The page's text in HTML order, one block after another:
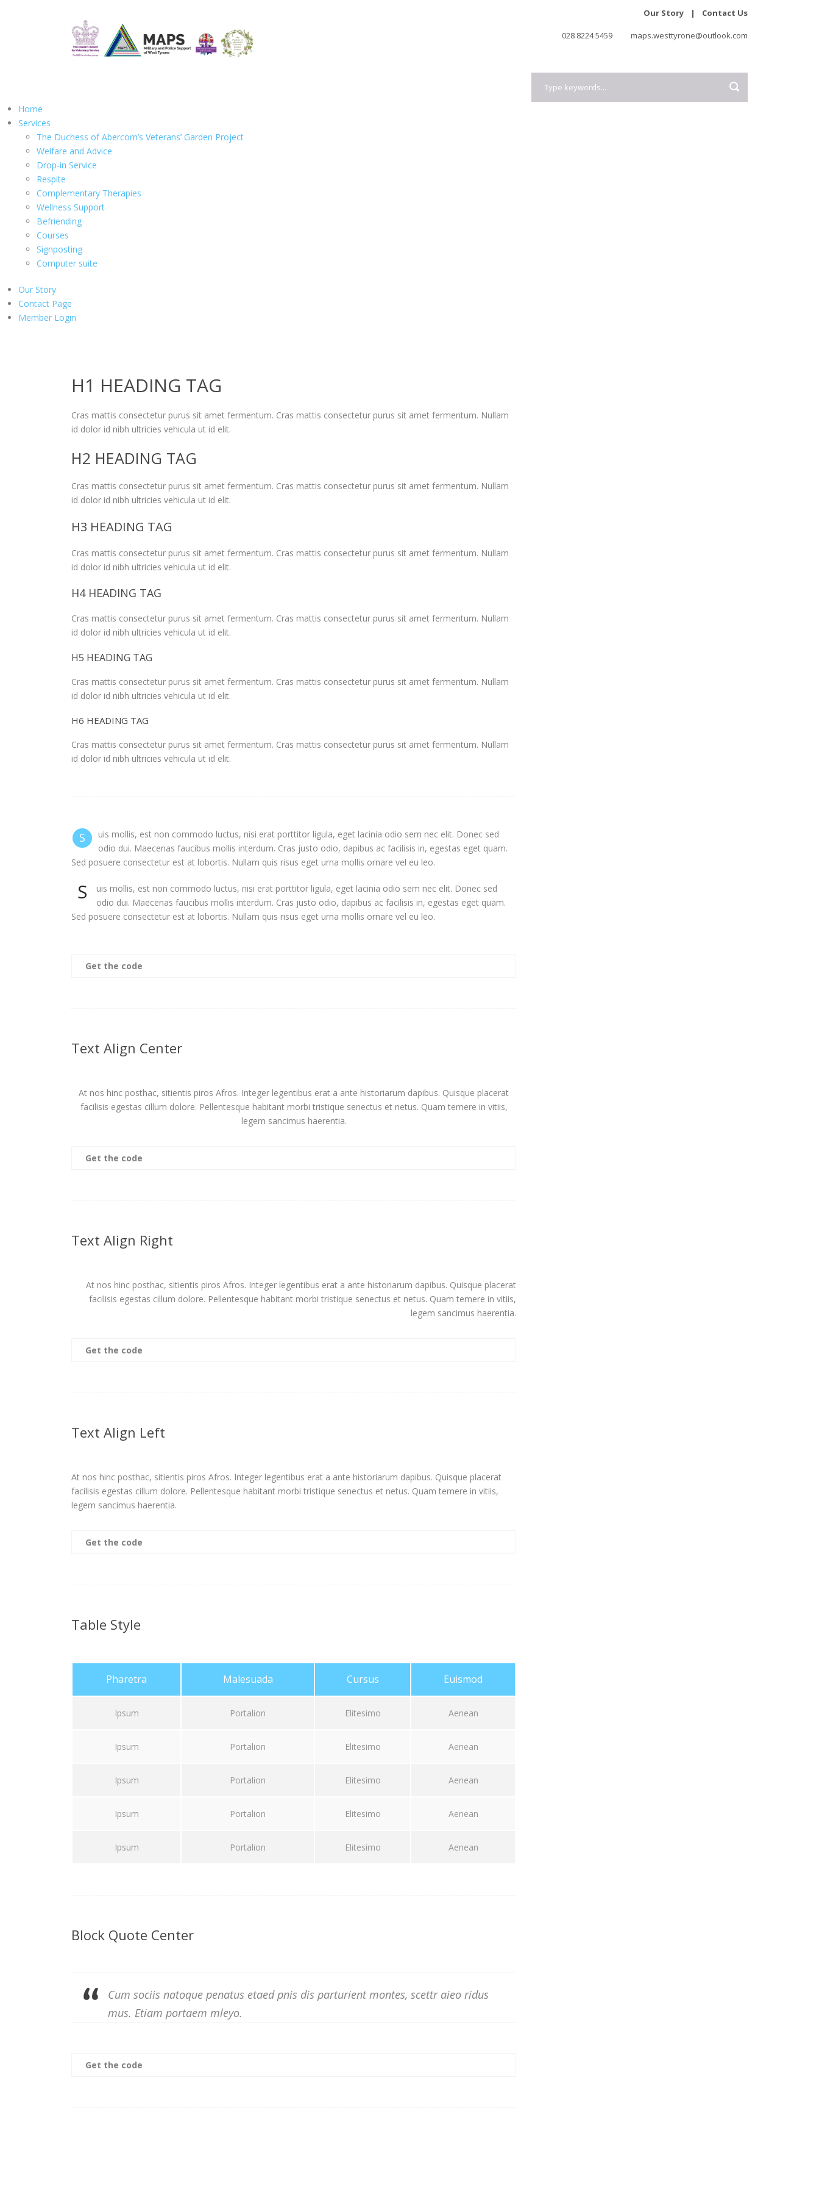
Our Story | Contact Us
028 8224 5459 maps.westtyrone@outlook.com
Home
Services
The Duchess of Abercorn’s Veterans’ Garden Project
Welfare and Advice
Drop-in Service
Respite
Complementary Therapies
Wellness Support
Befriending
Courses
Signposting
Computer suite
Our Story
Contact Page
Member Login
H1 HEADING TAG
Cras mattis consectetur purus sit amet fermentum. Cras mattis consectetur purus sit amet fermentum. Nullam
id dolor id nibh ultricies vehicula ut id elit.
H2 HEADING TAG
Cras mattis consectetur purus sit amet fermentum. Cras mattis consectetur purus sit amet fermentum. Nullam
id dolor id nibh ultricies vehicula ut id elit.
H3 HEADING TAG
Cras mattis consectetur purus sit amet fermentum. Cras mattis consectetur purus sit amet fermentum. Nullam
id dolor id nibh ultricies vehicula ut id elit.
H4 HEADING TAG
Cras mattis consectetur purus sit amet fermentum. Cras mattis consectetur purus sit amet fermentum. Nullam
id dolor id nibh ultricies vehicula ut id elit.
H5 HEADING TAG
Cras mattis consectetur purus sit amet fermentum. Cras mattis consectetur purus sit amet fermentum. Nullam
id dolor id nibh ultricies vehicula ut id elit.
H6 HEADING TAG
Cras mattis consectetur purus sit amet fermentum. Cras mattis consectetur purus sit amet fermentum. Nullam
id dolor id nibh ultricies vehicula ut id elit.
S
uis mollis, est non commodo luctus, nisi erat porttitor ligula, eget lacinia odio sem nec elit. Donec sed
odio dui. Maecenas faucibus mollis interdum. Cras justo odio, dapibus ac facilisis in, egestas eget quam.
Sed posuere consectetur est at lobortis. Nullam quis risus eget urna mollis ornare vel eu leo.
S
uis mollis, est non commodo luctus, nisi erat porttitor ligula, eget lacinia odio sem nec elit. Donec sed
odio dui. Maecenas faucibus mollis interdum. Cras justo odio, dapibus ac facilisis in, egestas eget quam.
Sed posuere consectetur est at lobortis. Nullam quis risus eget urna mollis ornare vel eu leo.
Get the code
Text Align Center
At nos hinc posthac, sitientis piros Afros. Integer legentibus erat a ante historiarum dapibus. Quisque placerat
facilisis egestas cillum dolore. Pellentesque habitant morbi tristique senectus et netus. Quam temere in vitiis,
legem sancimus haerentia.
Get the code
Text Align Right
At nos hinc posthac, sitientis piros Afros. Integer legentibus erat a ante historiarum dapibus. Quisque placerat
facilisis egestas cillum dolore. Pellentesque habitant morbi tristique senectus et netus. Quam temere in vitiis,
legem sancimus haerentia.
Get the code
Text Align Left
At nos hinc posthac, sitientis piros Afros. Integer legentibus erat a ante historiarum dapibus. Quisque placerat
facilisis egestas cillum dolore. Pellentesque habitant morbi tristique senectus et netus. Quam temere in vitiis,
legem sancimus haerentia.
Get the code
Table Style
Pharetra Malesuada Cursus Euismod
Ipsum Portalion Elitesimo Aenean
Ipsum Portalion Elitesimo Aenean
Ipsum Portalion Elitesimo Aenean
Ipsum Portalion Elitesimo Aenean
Ipsum Portalion Elitesimo Aenean
Block Quote Center
Cum sociis natoque penatus etaed pnis dis parturient montes, scettr aieo ridus
mus. Etiam portaem mleyo.
Get the code